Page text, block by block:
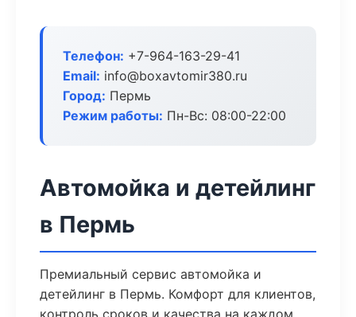
Телефон: +7-964-163-29-41
Email: info@boxavtomir380.ru
Город: Пермь
Режим работы: Пн-Вс: 08:00-22:00
Автомойка и детейлинг
в Пермь
Премиальный сервис автомойка и
детейлинг в Пермь. Комфорт для клиентов,
контроль сроков и качества на каждом